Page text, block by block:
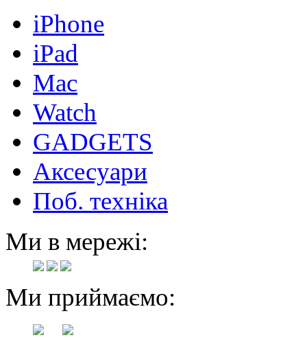
iPhone
iPad
Mac
Watch
GADGETS
Аксесуари
Поб. техніка
Ми в мережі:
Ми приймаємо: